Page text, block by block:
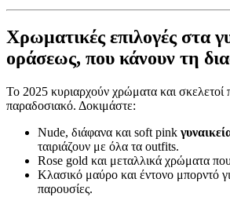
Χρωματικές επιλογές στα
οράσεως, που κάνουν τη
Το 2025 κυριαρχούν χρώματα και
παραδοσιακό. Δοκιμάστε:
Nude, διάφανα και soft pink
ταιριάζουν με όλα τα outfits.
Rose gold και μεταλλικά χρώματα
Κλασικό μαύρο και έντονο μπορντό
παρουσίες.